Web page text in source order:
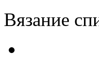
Вязание